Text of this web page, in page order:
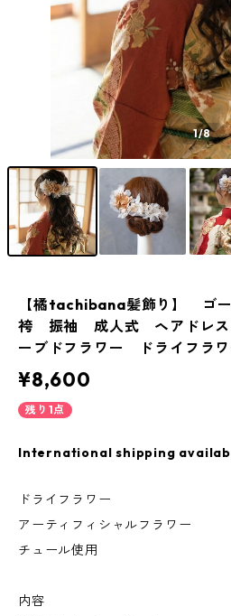
1/8
【橘tachibana髪飾り】 ゴ
袴 振袖 成人式 ヘアドレ
ーブドフラワー ドライフラ
¥8,600
残り1点
International shipping
ドライフラワー
アーティフィシャルフラワー
チュール使用
内容